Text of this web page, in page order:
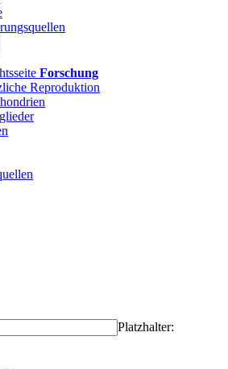
Forschung
Reproduktion
Platzhalter: